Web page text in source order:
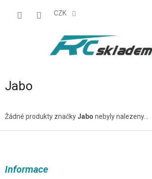
CZK
Jabo
Žádné produkty značkyJabo nebyly nalezeny...
Informace